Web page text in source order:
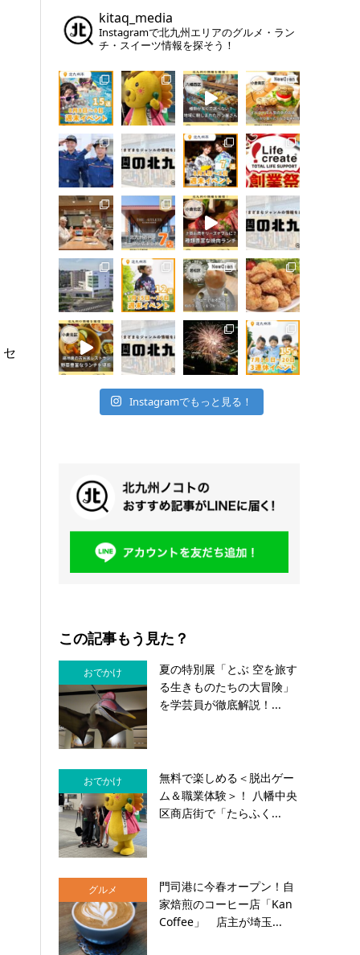
kitaq_media
Instagramで北九州エリアのグルメ・ラン
チ・スイーツ情報を探そう！
Instagramでもっと見る！
この記事もう見た？
おでかけ
夏の特別展「とぶ 空を旅す
る生きものたちの大冒険」
を学芸員が徹底解説！...
おでかけ
無料で楽しめる＜脱出ゲー
ム＆職業体験＞！ 八幡中央
区商店街で「たらふく...
グルメ
門司港に今春オープン！自
家焙煎のコーヒー店「Kan
Coffee」 店主が埼玉...